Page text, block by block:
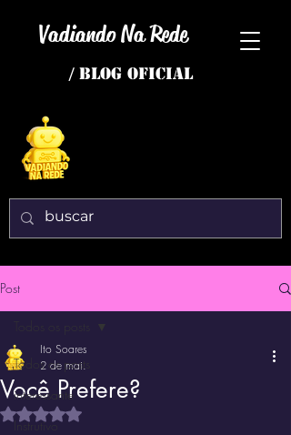
Vadiando Na Rede
/ BLOG OFICIAL
Post
Todos os posts
interessante
Instrutivo
Você Prefere?
Ito Soares
2 de mai.
Avaliado com NaN de 5 estrelas.